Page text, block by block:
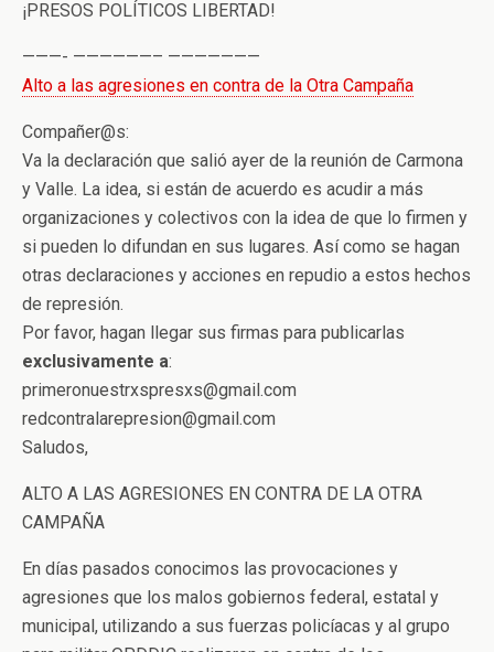
¡PRESOS POLÍTICOS LIBERTAD!
———- ——————– ———————
Alto a las agresiones en contra de la Otra Campaña
Compañer@s:
Va la declaración que salió ayer de la reunión de Carmona
y Valle. La idea, si están de acuerdo es acudir a más
organizaciones y colectivos con la idea de que lo firmen y
si pueden lo difundan en sus lugares. Así como se hagan
otras declaraciones y acciones en repudio a estos hechos
de represión.
Por favor, hagan llegar sus firmas para publicarlas
exclusivamente a:
primeronuestrxspresxs@gmail.com
redcontralarepresion@gmail.com
Saludos,
ALTO A LAS AGRESIONES EN CONTRA DE LA OTRA
CAMPAÑA
En días pasados conocimos las provocaciones y
agresiones que los malos gobiernos federal, estatal y
municipal, utilizando a sus fuerzas policíacas y al grupo